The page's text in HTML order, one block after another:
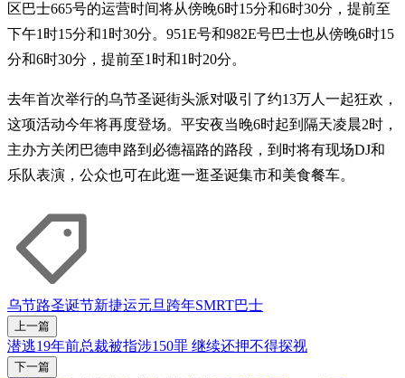
区巴士665号的运营时间将从傍晚6时15分和6时30分，提前至
下午1时15分和1时30分。951E号和982E号巴士也从傍晚6时15
分和6时30分，提前至1时和1时20分。
去年首次举行的乌节圣诞街头派对吸引了约13万人一起狂欢，
这项活动今年将再度登场。平安夜当晚6时起到隔天凌晨2时，
主办方关闭巴德申路到必德福路的路段，到时将有现场DJ和
乐队表演，公众也可在此逛一逛圣诞集市和美食餐车。
乌节路圣诞节新捷运元旦跨年SMRT巴士
上一篇
潜逃19年前总裁被指涉150罪 继续还押不得探视
下一篇